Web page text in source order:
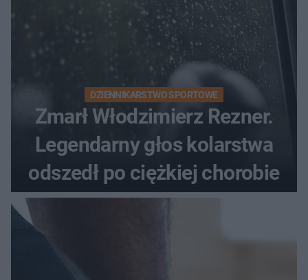
DZIENNIKARSTWO SPORTOWE
Zmarł Włodzimierz Rezner.
Legendarny głos kolarstwa
odszedł po ciężkiej chorobie